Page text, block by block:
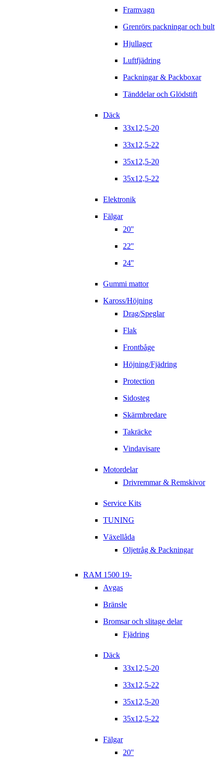
Framvagn
Grenrörs packningar och bult
Hjullager
Luftfjädring
Packningar & Packboxar
Tänddelar och Glödstift
Däck
33x12,5-20
33x12,5-22
35x12,5-20
35x12,5-22
Elektronik
Fälgar
20''
22''
24''
Gummi mattor
Kaross/Höjning
Drag/Speglar
Flak
Frontbåge
Höjning/Fjädring
Protection
Sidosteg
Skärmbredare
Takräcke
Vindavisare
Motordelar
Drivremmar & Remskivor
Service Kits
TUNING
Växellåda
Oljetråg & Packningar
RAM 1500 19-
Avgas
Bränsle
Bromsar och slitage delar
Fjädring
Däck
33x12,5-20
33x12,5-22
35x12,5-20
35x12,5-22
Fälgar
20''